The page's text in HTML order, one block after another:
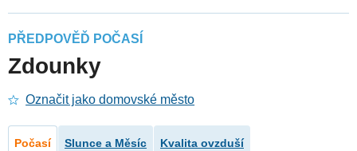
PŘEDPOVĚĎ POČASÍ
Zdounky
Označit jako domovské město
Počasí Slunce a Měsíc Kvalita ovzduší